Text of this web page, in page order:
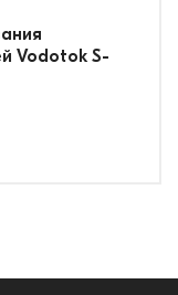
Vodotok S-